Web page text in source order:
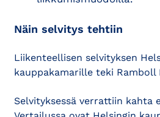
Näin selvitys tehtiin
Liikenteellisen selvityksen
kauppakamarille teki Ramboll
Selvityksessä verrattiin kahta